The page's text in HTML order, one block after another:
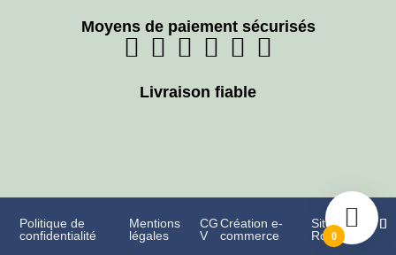
Moyens de paiement sécurisés
Livraison fiable
Politique de
confidentialité
Mentions
légales
CG
V
Création e-
commerce
Site France
Rol 0